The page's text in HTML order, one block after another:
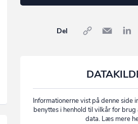
Del
Informationerne vist på denne side
benyttes i henhold til vilkår for
data. Læs mere